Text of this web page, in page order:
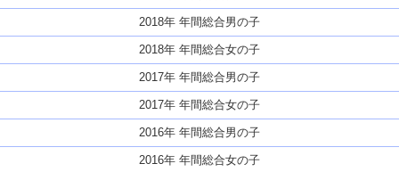
2018年 年間総合男の子
2018年 年間総合女の子
2017年 年間総合男の子
2017年 年間総合女の子
2016年 年間総合男の子
2016年 年間総合女の子